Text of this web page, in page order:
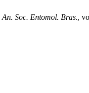
An. Soc. Entomol. Bras.,